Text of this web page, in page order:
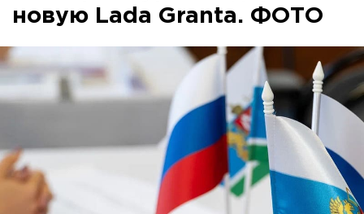
новую Lada Granta. ФОТО